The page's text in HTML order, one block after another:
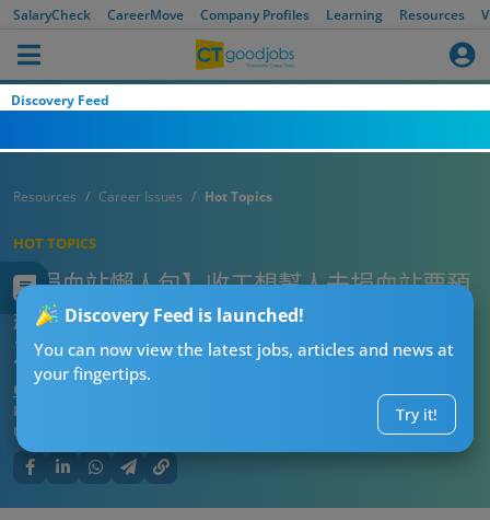
SalaryCheck CareerMove Company Profiles Learning Resources
Discovery Feed
Discovery Feed is launched!
You can now view the latest jobs, articles and news at
your fingertips.
Try it!
Resources Career Issues Hot Topics
HOT TOPICS
【捐血站懶人包】收工想幫人去捐血站要預
約嗎？港九十八區捐血站地址 (附捐血條件
及須知)
CT熱話管理員
Published:
Updated: